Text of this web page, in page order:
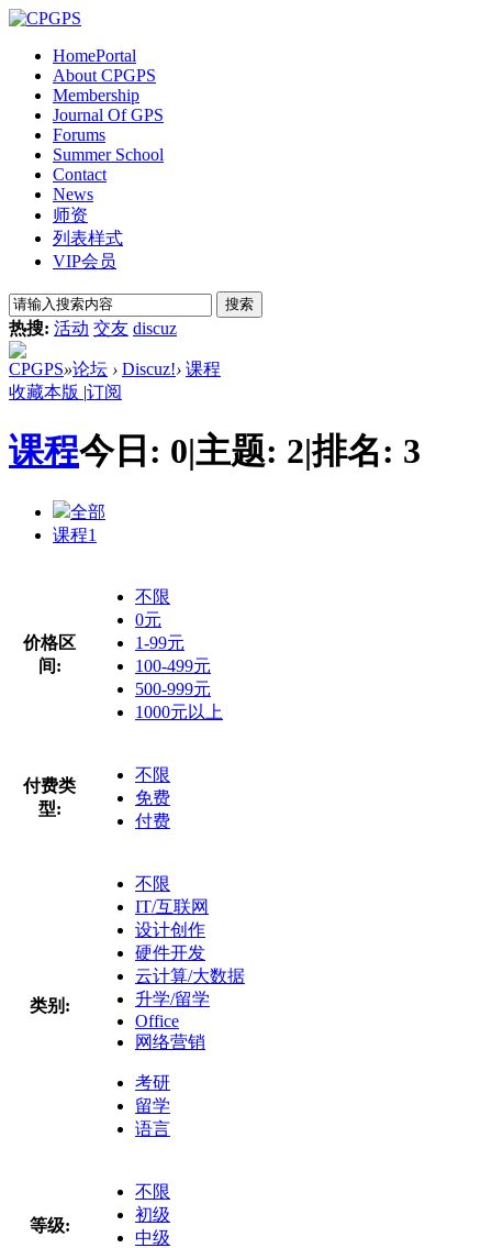
HomePortal
About CPGPS
Membership
Journal Of GPS
Forums
Summer School
Contact
News
师资
列表样式
VIP会员
搜索
热搜: 活动 交友 discuz
CPGPS»论坛 › Discuz!› 课程
收藏本版 |订阅
课程今日: 0|主题: 2|排名: 3
全部
课程1
价格区
间:
不限
0元
1-99元
100-499元
500-999元
1000元以上
付费类
型:
不限
免费
付费
类别:
不限
IT/互联网
设计创作
硬件开发
云计算/大数据
升学/留学
Office
网络营销
考研
留学
语言
等级:
不限
初级
中级